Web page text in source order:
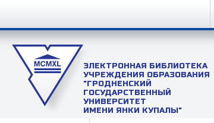
ЭЛЕКТРОННАЯ БИБЛИОТЕКА
УЧРЕЖДЕНИЯ ОБРАЗОВАНИЯ
"ГРОДНЕНСКИЙ
ГОСУДАРСТВЕННЫЙ
УНИВЕРСИТЕТ
ИМЕНИ ЯНКИ КУПАЛЫ"